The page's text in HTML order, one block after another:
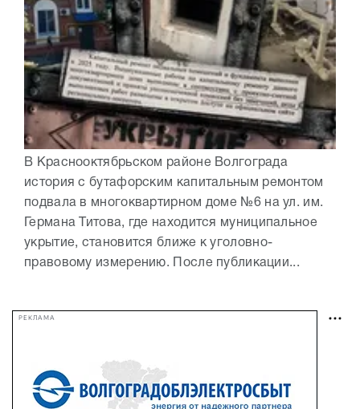
В Краснооктябрьском районе Волгограда
история с бутафорским капитальным ремонтом
подвала в многоквартирном доме №6 на ул. им.
Германа Титова, где находится муниципальное
укрытие, становится ближе к уголовно-
правовому измерению. После публикации...
РЕКЛАМА